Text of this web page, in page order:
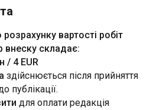
розрахунку вартості робіт
внеску складає:
/ 4 EUR
здійснюється після прийняття
публікації.
для оплати редакція